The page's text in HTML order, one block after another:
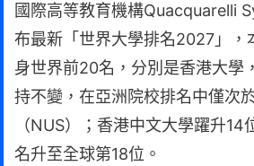
國際高等教育機構Quacquarelli
布最新「世界大學排名2027」，
身世界前20名，分別是香港大學
持不變，在亞洲院校排名中僅次
（NUS）；香港中文大學躍升
名升至全球第18位。